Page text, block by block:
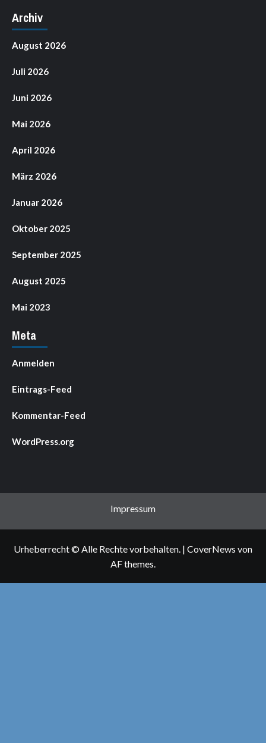
Archiv
August 2026
Juli 2026
Juni 2026
Mai 2026
April 2026
März 2026
Januar 2026
Oktober 2025
September 2025
August 2025
Mai 2023
Meta
Anmelden
Eintrags-Feed
Kommentar-Feed
WordPress.org
Impressum
Urheberrecht © Alle Rechte vorbehalten. | CoverNews von
AF themes.